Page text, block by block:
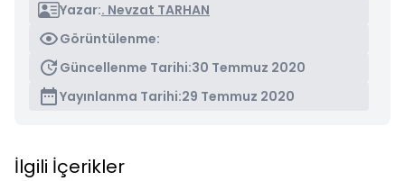
Yazar:. Nevzat TARHAN
Görüntülenme:
Güncellenme Tarihi:30 Temmuz 2020
Yayınlanma Tarihi:29 Temmuz 2020
İlgili İçerikler